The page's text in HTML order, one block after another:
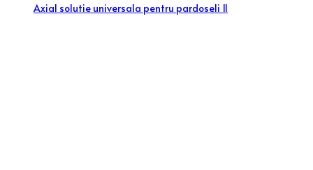
Axial solutie universala pentru pardoseli 1l